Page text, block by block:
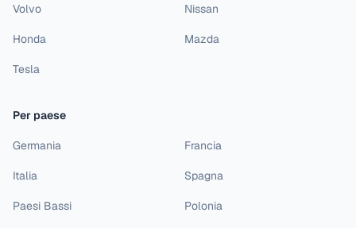
Volvo Nissan
Honda Mazda
Tesla
Per paese
Germania Francia
Italia Spagna
Paesi Bassi Polonia